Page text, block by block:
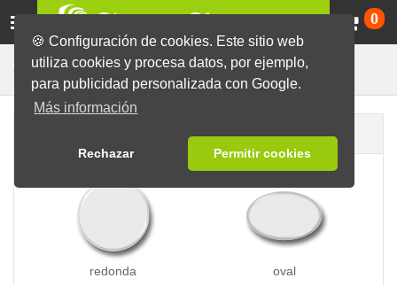
🍪 Configuración de cookies. Este sitio web
utiliza cookies y procesa datos, por ejemplo,
para publicidad personalizada con Google.
Más información
Rechazar Permitir cookies
0
Chapas Chapas Ventosa
redonda oval